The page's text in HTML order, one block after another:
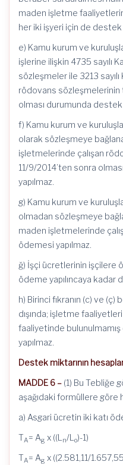
maden işletme
her iki işyeri için de destek
e) Kamu kurum ve
işlerine ilişkin 4735 sayılı
sözleşmeler ile 3213 sayılı
rödovans sözleşmelerinin
olması durumunda
f) Kamu kurum ve
olarak sözleşmeye
işletmelerinde çalışan
11/9/2014’ten sonra
yapılmaz.
g) Kamu kurum ve
olmadan sözleşmeye
maden işletmelerinde
ödemesi yapılmaz.
ğ) İşçi ücretlerinin işçilere
ödeme yapılıncaya kadar
h) Birinci fıkranın (c) ve
dışında; işletme
faaliyetinde
yapılmaz.
Destek miktarının
MADDE 6 – (1) Bu Tebliğe
aşağıdaki formüllere göre
a) Asgari ücretin iki katı
TA= Ag x ((L n/L o)-1)
TA= Ag x ((2.581,11/